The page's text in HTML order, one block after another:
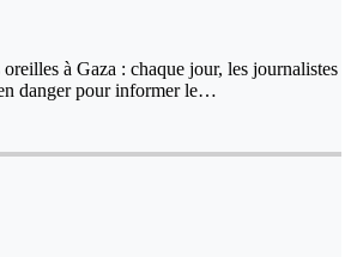
à Gaza : chaque jour, les journalistes
danger pour informer le…